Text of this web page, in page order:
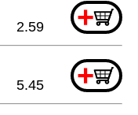
+
2.59
+
5.45